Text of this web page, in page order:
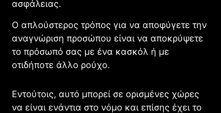
ασφάλειας.
Ο απλούστερος τρόπος για να αποφύγετε την
αναγνώριση προσώπου είναι να αποκρύψετε
το πρόσωπό σας με ένα κασκόλ ή με
οτιδήποτε άλλο ρούχο.
Εντούτοις, αυτό μπορεί σε ορισμένες χώρες
να είναι ενάντια στο νόμο και επίσης έχει το